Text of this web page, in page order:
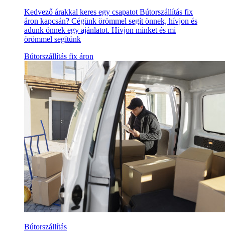
Kedvező árakkal keres egy csapatot Bútorszállítás fix
áron kapcsán? Cégünk örömmel segít önnek, hívjon és
adunk önnek egy ajánlatot. Hívjon minket és mi
örömmel segítünk
Bútorszállítás fix áron
Bútorszállítás